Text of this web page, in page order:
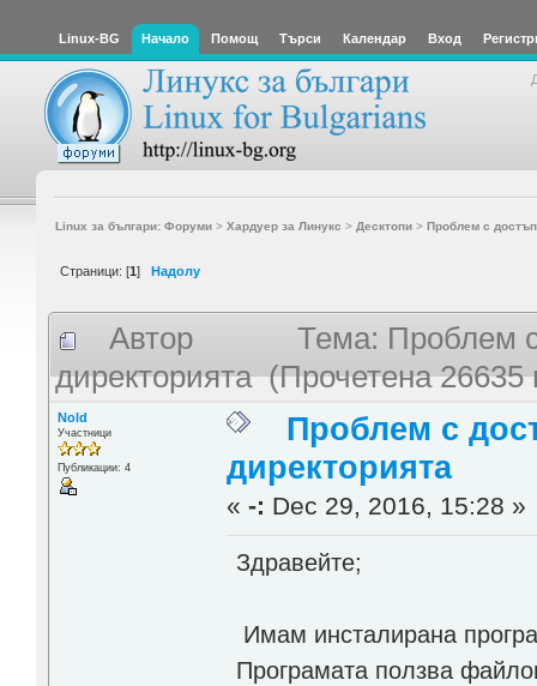
Linux-BG Начало Помощ Търси Календар Вход
Linux за българи: Форуми> Хардуер за Линукс > Десктопи> Проблем с
Страници: [1] Надолу
Автор
Тема: Проблем
директорията (Прочетена 26635
Nold
Участници
Публикации: 4
Проблем с
директорията
«-: Dec 29, 2016, 15:28 »
Здравейте;
Имам инсталирана
Програмата ползва